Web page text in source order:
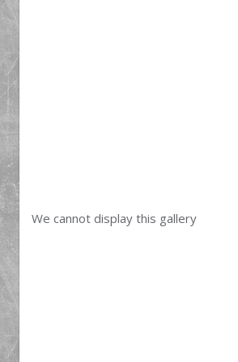
We cannot display this gallery